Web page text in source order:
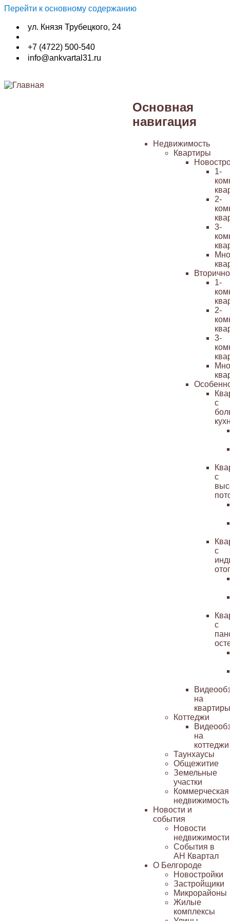
Перейти к основному содержанию
ул. Князя Трубецкого, 24
+7 (4722) 500-540
info@ankvartal31.ru
Основная
навигация
Недвижимость
Квартиры
1-
2-
3-
1-
2-
3-
с
с
с
с
на
квартиры
Коттеджи
на
коттеджи
Таунхаусы
Общежитие
Земельные
участки
Коммерческая
недвижимость
Новости и
события
Новости
недвижимости
События в
АН Квартал
О Белгороде
Новостройки
Застройщики
Микрорайоны
Жилые
комплексы